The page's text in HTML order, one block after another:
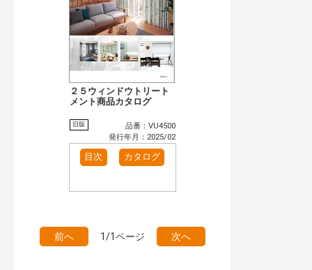
施工イメージ・アイデア集（1）
カテゴリー
玄関ドア・引戸（11）
インテリア建材（1）
インテリアファブリック（1）
エクステリア（5）
タイル建材（2）
キッチン（4）
発行年で検索
２５ウィンドウトリート
メント商品カタログ
旧版
品番：VU4500
発行年月：2025/02
目次 カタログ
前へ 1/1ページ 次へ